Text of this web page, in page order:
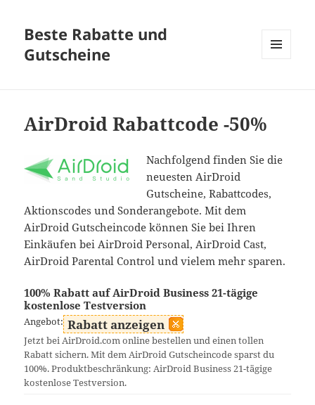
Beste Rabatte und
Gutscheine
AirDroid Rabattcode -50%
Nachfolgend finden Sie die
neuesten AirDroid
Gutscheine, Rabattcodes,
Aktionscodes und Sonderangebote. Mit dem
AirDroid Gutscheincode können Sie bei Ihren
Einkäufen bei AirDroid Personal, AirDroid Cast,
AirDroid Parental Control und vielem mehr sparen.
100% Rabatt auf AirDroid Business 21-tägige
kostenlose Testversion
Angebot: Rabatt anzeigen
Jetzt bei AirDroid.com online bestellen und einen tollen
Rabatt sichern. Mit dem AirDroid Gutscheincode sparst du
100%. Produktbeschränkung: AirDroid Business 21-tägige
kostenlose Testversion.